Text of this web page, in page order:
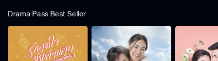
Drama Pass Best Seller